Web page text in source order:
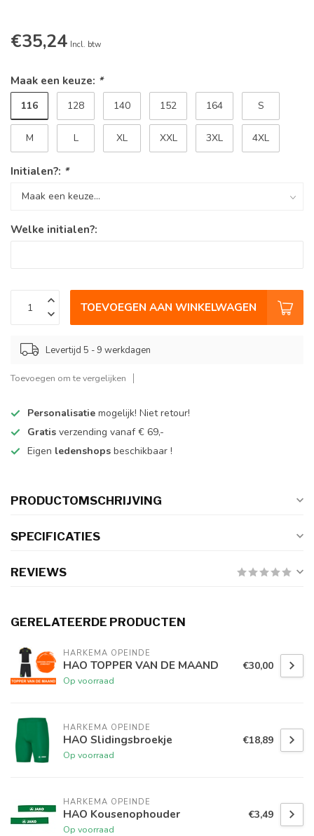
€35,24 Incl. btw
Maak een keuze: *
116 128 140 152 164 S
M L XL XXL 3XL 4XL
Initialen?: *
Welke initialen?:
TOEVOEGEN AAN WINKELWAGEN
Levertijd 5 - 9 werkdagen
Toevoegen om te vergelijken
Personalisatie mogelijk! Niet retour!
Gratis verzending vanaf € 69,-
Eigen ledenshops beschikbaar !
PRODUCTOMSCHRIJVING
SPECIFICATIES
REVIEWS
GERELATEERDE PRODUCTEN
HARKEMA OPEINDE
HAO TOPPER VAN DE MAAND
Op voorraad
€30,00
HARKEMA OPEINDE
HAO Slidingsbroekje
Op voorraad
€18,89
HARKEMA OPEINDE
HAO Kousenophouder
Op voorraad
€3,49